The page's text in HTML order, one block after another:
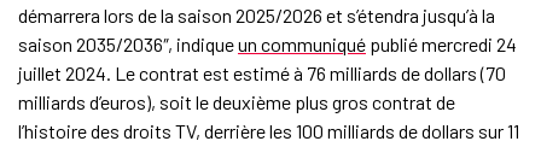
démarrera lors de la saison 2025/2026 et s’étendra jusqu’à la
saison 2035/2036″, indiqueun communiquépublié mercredi 24
juillet 2024. Le contrat est estimé à 76 milliards de dollars (70
milliards d’euros), soit le deuxième plus gros contrat de
l’histoire des droits TV, derrière les 100 milliards de dollars sur 11